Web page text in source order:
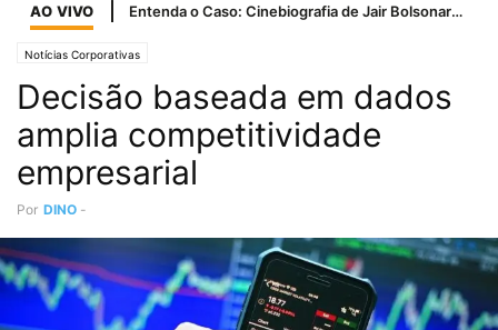
AO VIVO Entenda o Caso: Cinebiografia de Jair Bolsonaro tem problemas com a Ancine
Notícias Corporativas
Decisão baseada em dados
amplia competitividade
empresarial
Por DINO -